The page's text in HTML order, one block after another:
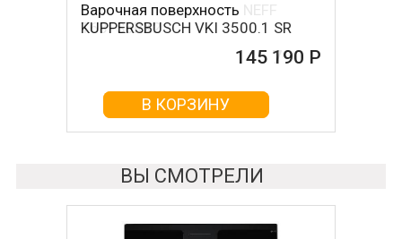
Варочная поверхность
KUPPERSBUSCH VKI 3500.1 SR
145 190 Р
В КОРЗИНУ
Варочная поверхность NEFF
T68FS6RX2
145 790 Р
В КОРЗИНУ
ВЫ СМОТРЕЛИ